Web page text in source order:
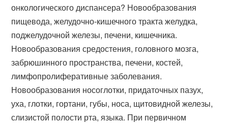
онкологического диспансера? Новообразования
пищевода, желудочно-кишечного тракта желудка,
поджелудочной железы, печени, кишечника.
Новообразования средостения, головного мозга,
забрюшинного пространства, печени, костей,
лимфопролиферативные заболевания.
Новообразования носоглотки, придаточных пазух,
уха, глотки, гортани, губы, носа, щитовидной железы,
слизистой полости рта, языка. При первичном